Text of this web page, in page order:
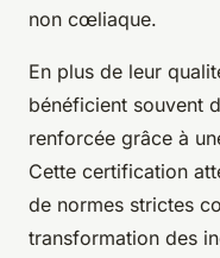
non cœliaque.
En plus de leur
bénéficient souvent
renforcée grâce à
Cette certification
de normes strictes
transformation des